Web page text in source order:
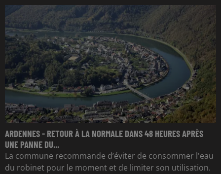
ARDENNES - RETOUR À LA NORMALE DANS 48 HEURES APRÈS
UNE PANNE DU...
La commune recommande d’éviter de consommer l'eau
du robinet pour le moment et de limiter son utilisation.